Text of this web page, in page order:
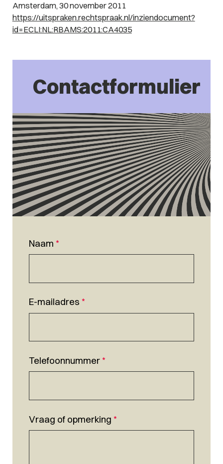
Amsterdam, 30 november 2011
https://uitspraken.rechtspraak.nl/inziendocument?
id=ECLI:NL:RBAMS:2011:CA4035
Contactformulier
Naam *
E-mailadres *
Telefoonnummer*
Vraag of opmerking *